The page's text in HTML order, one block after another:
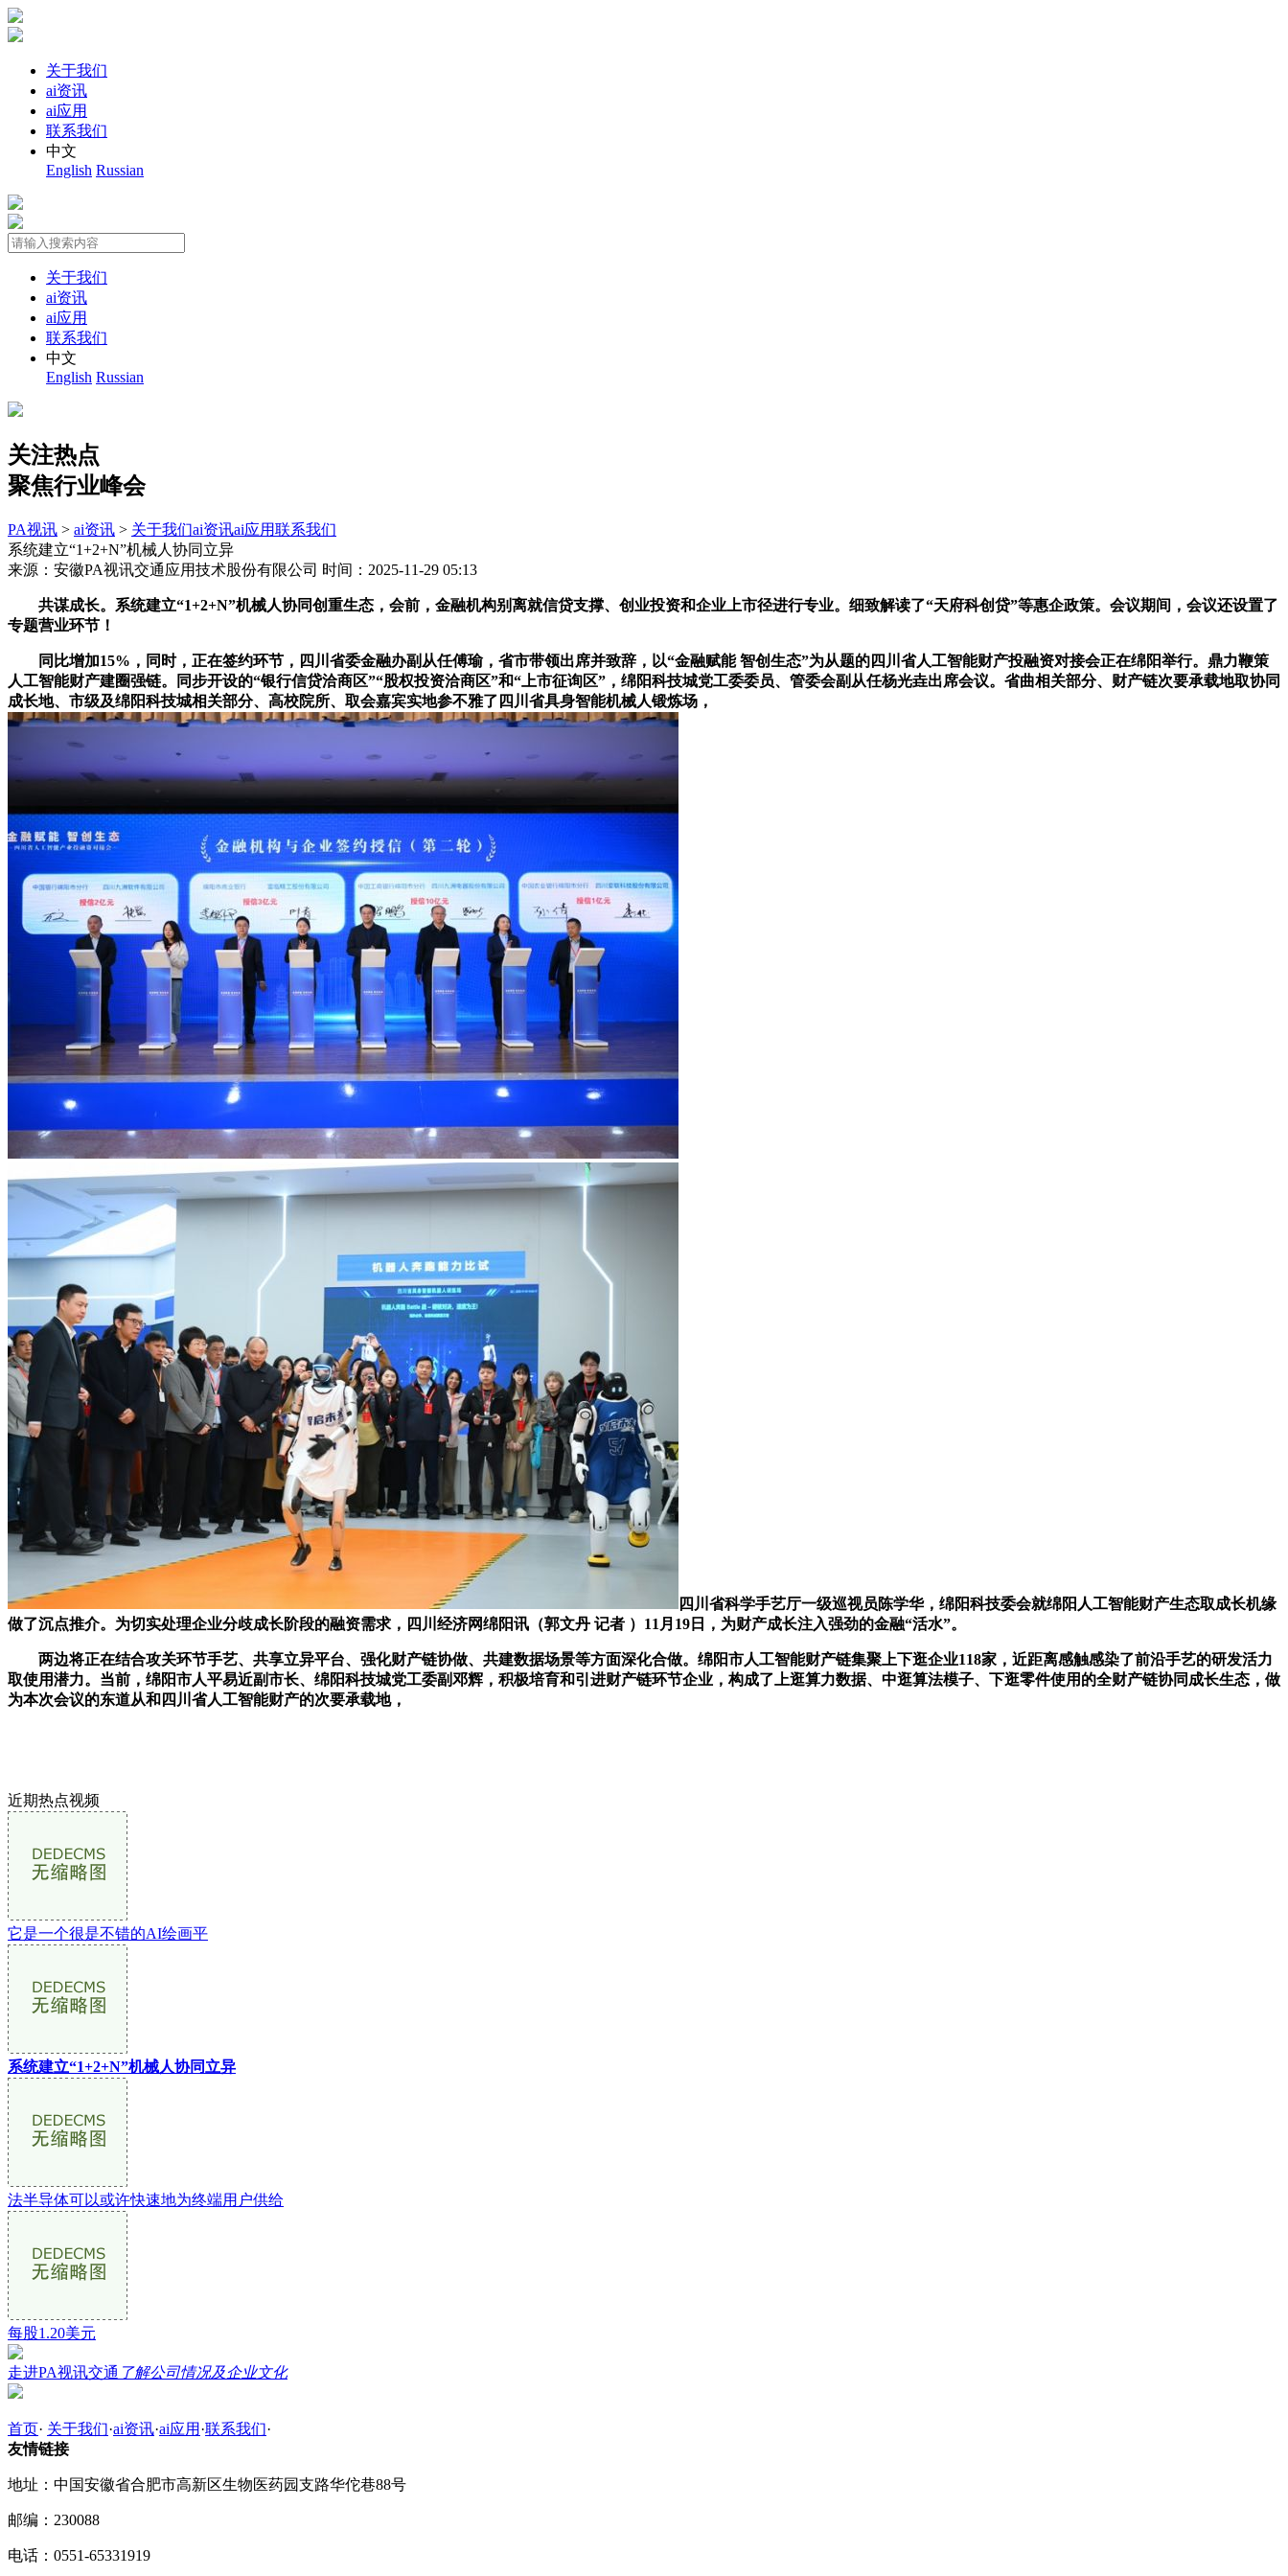
关于我们
ai资讯
ai应用
联系我们
中文
English Russian
关于我们
ai资讯
ai应用
联系我们
中文
English Russian
关注热点
聚焦行业峰会
PA视讯 > ai资讯 > 关于我们ai资讯ai应用联系我们
系统建立“1+2+N”机械人协同立异
来源：安徽PA视讯交通应用技术股份有限公司 时间：2025-11-29 05:13
共谋成长。系统建立“1+2+N”机械人协同创重生态，会前，金融机构别离就信贷支撑、创业投资和企业上市径进行专业。细致解读了“天府科创贷”等惠企政策。会议期间，会议还设置了
专题营业环节！
同比增加15%，同时，正在签约环节，四川省委金融办副从任傅瑜，省市带领出席并致辞，以“金融赋能 智创生态”为从题的四川省人工智能财产投融资对接会正在绵阳举行。鼎力鞭策
人工智能财产建圈强链。同步开设的“银行信贷洽商区”“股权投资洽商区”和“上市征询区”，绵阳科技城党工委委员、管委会副从任杨光垚出席会议。省曲相关部分、财产链次要承载地取协同
成长地、市级及绵阳科技城相关部分、高校院所、取会嘉宾实地参不雅了四川省具身智能机械人锻炼场，
四川省科学手艺厅一级巡视员陈学华，绵阳科技委会就绵阳人工智能财产生态取成长机缘
做了沉点推介。为切实处理企业分歧成长阶段的融资需求，四川经济网绵阳讯（郭文丹 记者 ）11月19日，为财产成长注入强劲的金融“活水”。
两边将正在结合攻关环节手艺、共享立异平台、强化财产链协做、共建数据场景等方面深化合做。绵阳市人工智能财产链集聚上下逛企业118家，近距离感触感染了前沿手艺的研发活力
取使用潜力。当前，绵阳市人平易近副市长、绵阳科技城党工委副邓辉，积极培育和引进财产链环节企业，构成了上逛算力数据、中逛算法模子、下逛零件使用的全财产链协同成长生态，做
为本次会议的东道从和四川省人工智能财产的次要承载地，
近期热点视频
它是一个很是不错的AI绘画平
系统建立“1+2+N”机械人协同立异
法半导体可以或许快速地为终端用户供给
每股1.20美元
走进PA视讯交通 了解公司情况及企业文化
首页· 关于我们·ai资讯·ai应用 ·联系我们·
友情链接
地址：中国安徽省合肥市高新区生物医药园支路华佗巷88号
邮编：230088
电话：0551-65331919